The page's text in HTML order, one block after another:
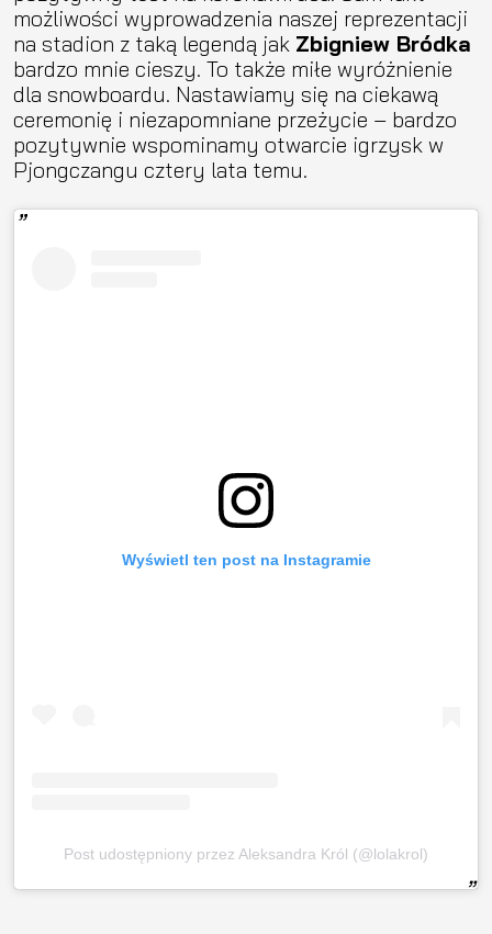
możliwości wyprowadzenia naszej reprezentacji
na stadion z taką legendą jak Zbigniew Bródka
bardzo mnie cieszy. To także miłe wyróżnienie
dla snowboardu. Nastawiamy się na ciekawą
ceremonię i niezapomniane przeżycie – bardzo
pozytywnie wspominamy otwarcie igrzysk w
Pjongczangu cztery lata temu.
Wyświetl ten post na Instagramie
Post udostępniony przez Aleksandra Król (@lolakrol)